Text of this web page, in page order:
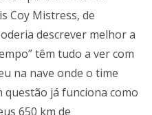
Coy Mistress, de
descrever melhor a
têm tudo a ver com
na nave onde o time
questão já funciona como
650 km de